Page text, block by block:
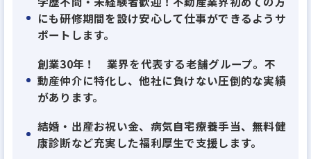
師、アパレル店員、飲食店のホールスタッフ、コン
ビニでのレジ担当、システムエンジニア、事務など、
働きやすさから、親友や兄弟を紹介して一緒に働い
ている社員も。あなたが仕事に対して不安に思うこ
との多くは、先輩社員が経験済みです。何か悩みが
あったら気軽に相談してください。安心して仕事をス
タートできるよう、サポートしていきます。
にも研修期間を設け安心して仕事ができるようサ
ポートします。
創業30年！ 業界を代表する老舗グループ。不
動産仲介に特化し、他社に負けない圧倒的な実績
があります。
結婚・出産お祝い金、病気自宅療養手当、無料健
康診断など充実した福利厚生で支援します。